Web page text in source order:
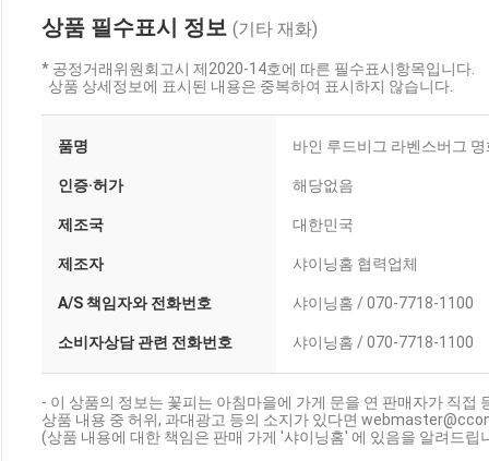
상품 필수표시 정보 (기타 재화)
* 공정거래위원회고시 제2020-14호에 따른 필수표시항목입니다.
상품 상세정보에 표시된 내용은 중복하여 표시하지 않습니다.
품명 바인 루드비그 라벤스버그
인증·허가 해당없음
제조국 대한민국
제조자 샤이닝홈 협력업체
A/S 책임자와 전화번호 샤이닝홈 / 070-7718-1100
소비자상담 관련 전화번호 샤이닝홈 / 070-7718-1100
- 이 상품의 정보는 꽃피는 아침마을에 가게 문을 연 판매자가 직접
상품 내용 중 허위, 과대광고 등의 소지가 있다면
(상품 내용에 대한 책임은 판매 가게 '샤이닝홈' 에 있음을 알려드립